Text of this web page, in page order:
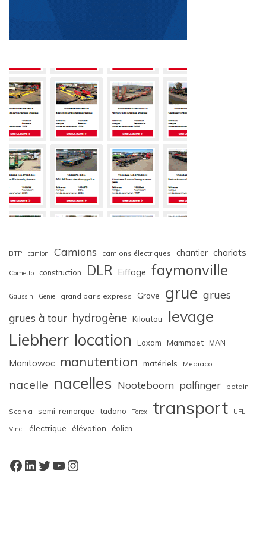
BTP camion Camions camions électriques chantier chariots
Cometto construction DLR Eiffage faymonville
Gaussin Genie grand paris express Grove grue grues
grues à tour hydrogène Kiloutou levage
Liebherr location Loxam Mammoet MAN
Manitowoc manutention matériels Mediaco
nacelle nacelles Nooteboom palfinger potain
Scania semi-remorque tadano Terex transport UFL
Vinci électrique élévation éolien
Facebook
LinkedIn
Twitter
YouTube
Instagram